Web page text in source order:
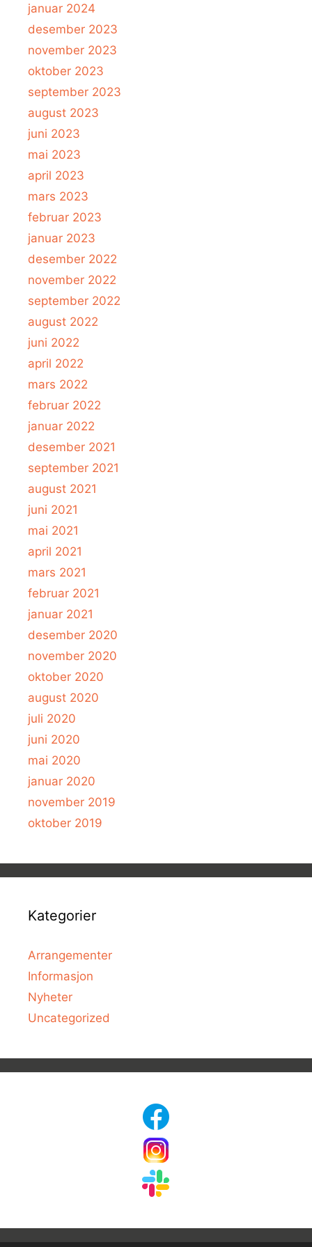
januar 2024
desember 2023
november 2023
oktober 2023
september 2023
august 2023
juni 2023
mai 2023
april 2023
mars 2023
februar 2023
januar 2023
desember 2022
november 2022
september 2022
august 2022
juni 2022
april 2022
mars 2022
februar 2022
januar 2022
desember 2021
september 2021
august 2021
juni 2021
mai 2021
april 2021
mars 2021
februar 2021
januar 2021
desember 2020
november 2020
oktober 2020
august 2020
juli 2020
juni 2020
mai 2020
januar 2020
november 2019
oktober 2019
Kategorier
Arrangementer
Informasjon
Nyheter
Uncategorized